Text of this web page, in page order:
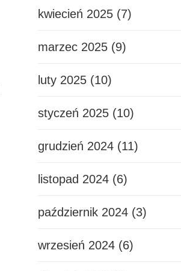
kwiecień 2025 (7)
marzec 2025 (9)
luty 2025 (10)
styczeń 2025 (10)
grudzień 2024 (11)
listopad 2024 (6)
październik 2024 (3)
wrzesień 2024 (6)